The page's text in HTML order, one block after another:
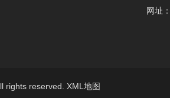
网址
rights reserved. XML地图